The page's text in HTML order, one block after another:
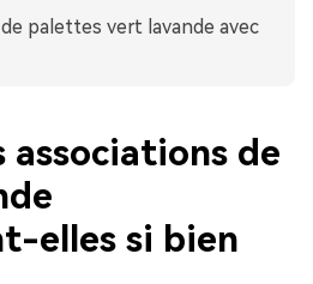
palettes vert lavande avec
associations de
elles si bien